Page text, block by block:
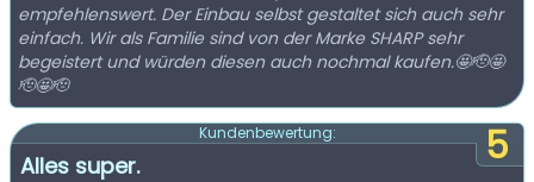
empfehlenswert. Der Einbau selbst gestaltet sich auch sehr
einfach. Wir als Familie sind von der Marke SHARP sehr
begeistert und würden diesen auch nochmal kaufen.🤩🫡🤩
🫡🤩🫡
5
Kundenbewertung:
Alles super.